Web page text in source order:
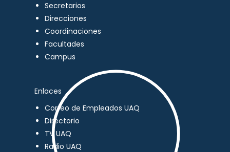
Secretarios
Direcciones
Coordinaciones
Facultades
Campus
Enlaces
Correo de Empleados UAQ
Directorio
TV UAQ
Radio UAQ